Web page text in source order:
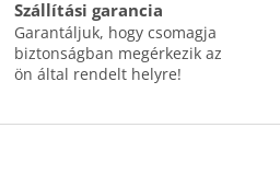
Szállítási garancia
Garantáljuk, hogy csomagja
biztonságban megérkezik az
ön által rendelt helyre!